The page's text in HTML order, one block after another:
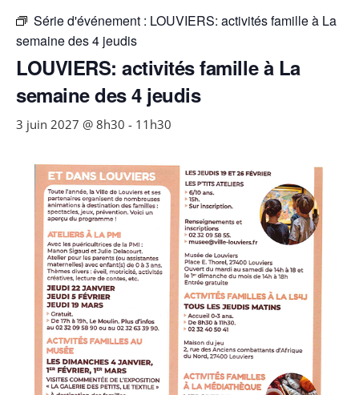
Série d'événement : LOUVIERS: activités famille à La
semaine des 4 jeudis
LOUVIERS: activités famille à La
semaine des 4 jeudis
3 juin 2027 @ 8h30 - 11h30